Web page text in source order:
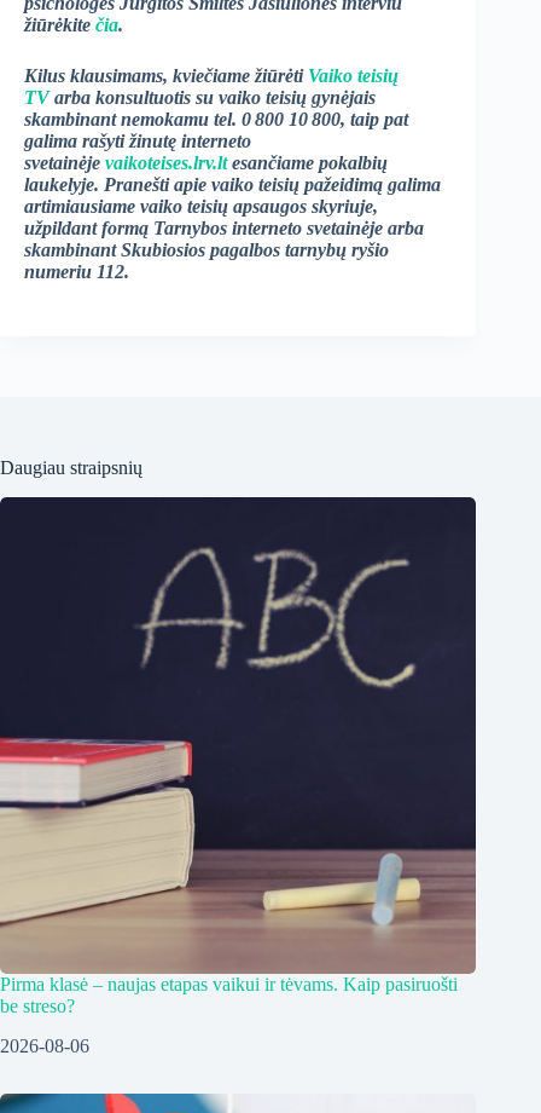
žiūrėkite čia.
Kilus klausimams, kviečiame žiūrėti Vaiko teisių
TVarba konsultuotis su vaiko teisių gynėjais
skambinant nemokamu tel. 0 800 10 800, taip pat
galima rašyti žinutę interneto
svetainėje vaikoteises.lrv.ltesančiame pokalbių
laukelyje. Pranešti apie vaiko teisių pažeidimą galima
artimiausiame vaiko teisių apsaugos skyriuje,
užpildant formą Tarnybos interneto svetainėje arba
skambinant Skubiosios pagalbos tarnybų ryšio
numeriu 112.
Daugiau straipsnių
Pirma klasė – naujas etapas vaikui ir tėvams. Kaip pasiruošti
be streso?
2026-08-06